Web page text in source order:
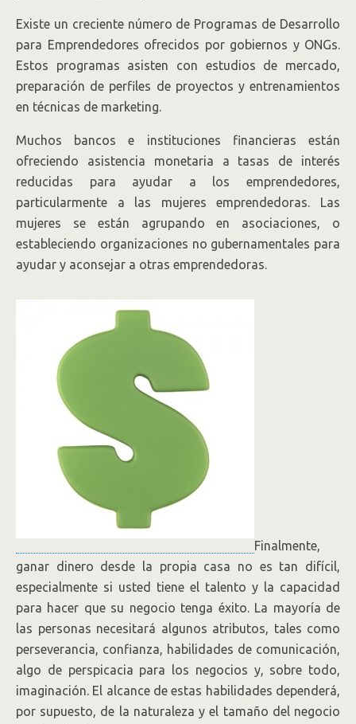
Existe un creciente número de Programas de Desarrollo
para Emprendedores ofrecidos por gobiernos y ONGs.
Estos programas asisten con estudios de mercado,
preparación de perfiles de proyectos y entrenamientos
en técnicas de marketing.
Muchos bancos e instituciones financieras están
ofreciendo asistencia monetaria a tasas de interés
reducidas para ayudar a los emprendedores,
particularmente a las mujeres emprendedoras. Las
mujeres se están agrupando en asociaciones, o
estableciendo organizaciones no gubernamentales para
ayudar y aconsejar a otras emprendedoras.
Finalmente,
ganar dinero desde la propia casa no es tan difícil,
especialmente si usted tiene el talento y la capacidad
para hacer que su negocio tenga éxito. La mayoría de
las personas necesitará algunos atributos, tales como
perseverancia, confianza, habilidades de comunicación,
algo de perspicacia para los negocios y, sobre todo,
imaginación. El alcance de estas habilidades dependerá,
por supuesto, de la naturaleza y el tamaño del negocio